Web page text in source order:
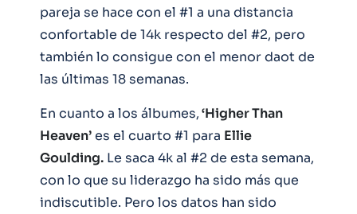
pareja se hace con el #1 a una distancia
confortable de 14k respecto del #2, pero
también lo consigue con el menor daot de
las últimas 18 semanas.
En cuanto a los álbumes,‘Higher Than
Heaven’es el cuarto #1 para Ellie
Goulding. Le saca 4k al #2 de esta semana,
con lo que su liderazgo ha sido más que
indiscutible. Pero los datos han sido